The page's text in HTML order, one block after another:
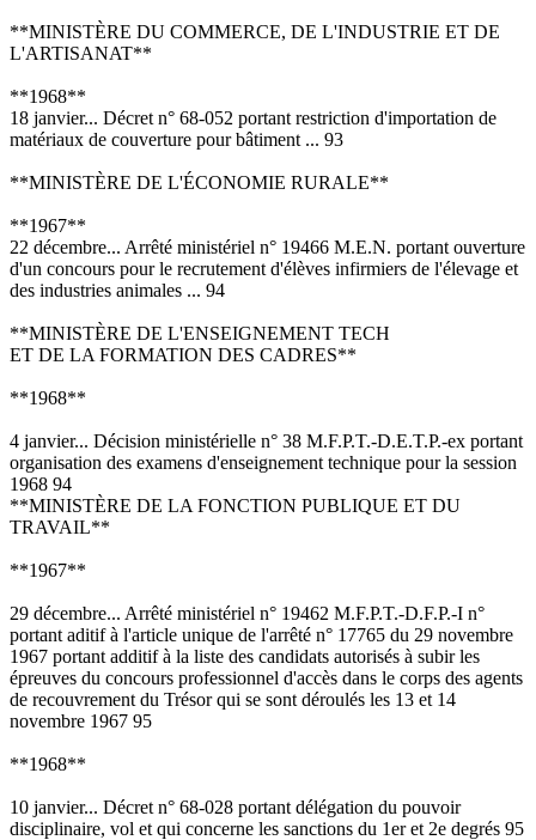
**MINISTÈRE DU COMMERCE, DE L'INDUSTRIE ET DE
L'ARTISANAT**
**1968**
18 janvier... Décret n° 68-052 portant restriction d'importation de
matériaux de couverture pour bâtiment ... 93
**MINISTÈRE DE L'ÉCONOMIE RURALE**
**1967**
22 décembre... Arrêté ministériel n° 19466 M.E.N. portant ouverture
d'un concours pour le recrutement d'élèves infirmiers de l'élevage et
des industries animales ... 94
**MINISTÈRE DE L'ENSEIGNEMENT TECH
ET DE LA FORMATION DES CADRES**
**1968**
4 janvier... Décision ministérielle n° 38 M.F.P.T.-D.E.T.P.-ex portant
organisation des examens d'enseignement technique pour la session
1968 94
**MINISTÈRE DE LA FONCTION PUBLIQUE ET DU
TRAVAIL**
**1967**
29 décembre... Arrêté ministériel n° 19462 M.F.P.T.-D.F.P.-I n°
portant aditif à l'article unique de l'arrêté n° 17765 du 29 novembre
1967 portant additif à la liste des candidats autorisés à subir les
épreuves du concours professionnel d'accès dans le corps des agents
de recouvrement du Trésor qui se sont déroulés les 13 et 14
novembre 1967 95
**1968**
10 janvier... Décret n° 68-028 portant délégation du pouvoir
disciplinaire, vol et qui concerne les sanctions du 1er et 2e degrés 95